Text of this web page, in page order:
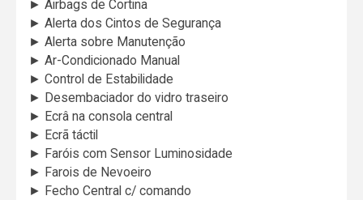
► Airbags de Cortina
► Alerta dos Cintos de Segurança
► Alerta sobre Manutenção
► Ar-Condicionado Manual
► Control de Estabilidade
► Desembaciador do vidro traseiro
► Ecrâ na consola central
► Ecrã táctil
► Faróis com Sensor Luminosidade
► Farois de Nevoeiro
► Fecho Central c/ comando